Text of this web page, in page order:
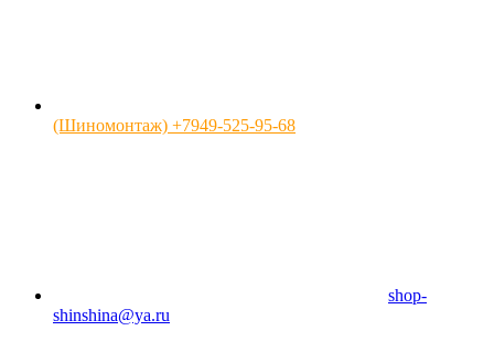
(Шиномонтаж) +7949-525-95-68
shop-
shinshina@ya.ru